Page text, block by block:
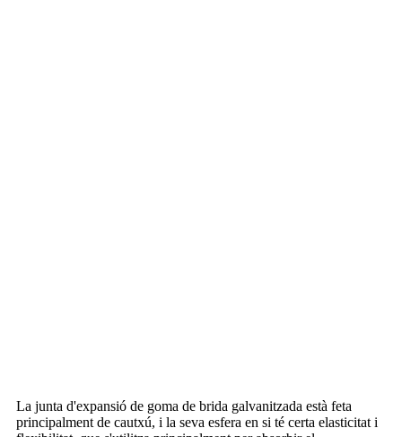
La junta d'expansió de goma de brida galvanitzada està feta
principalment de cautxú, i la seva esfera en si té certa elasticitat i